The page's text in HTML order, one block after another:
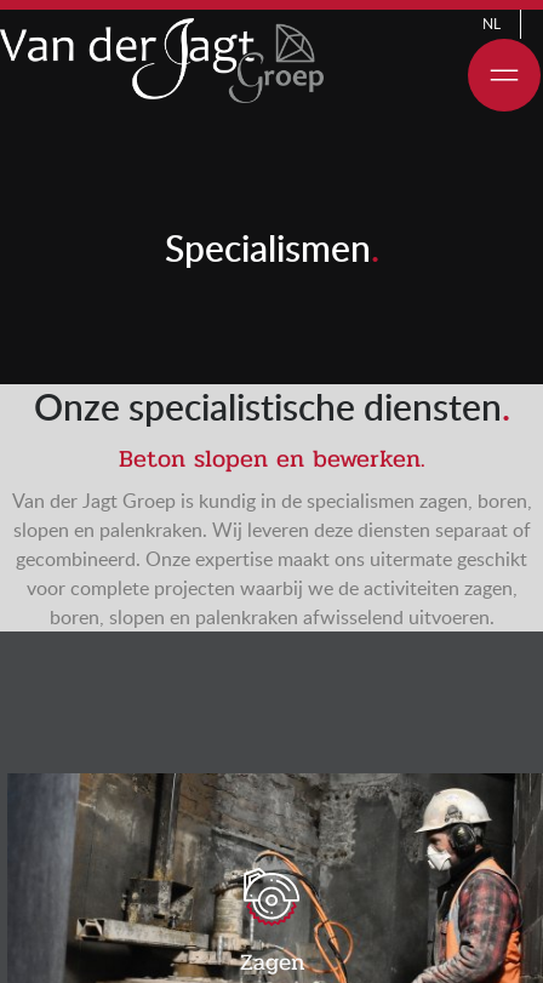
NL
Specialismen.
Onze specialistische diensten.
Beton slopen en bewerken.
Van der Jagt Groep is kundig in de specialismen zagen, boren,
slopen en palenkraken. Wij leveren deze diensten separaat of
gecombineerd. Onze expertise maakt ons uitermate geschikt
voor complete projecten waarbij we de activiteiten zagen,
boren, slopen en palenkraken afwisselend uitvoeren.
Zagen